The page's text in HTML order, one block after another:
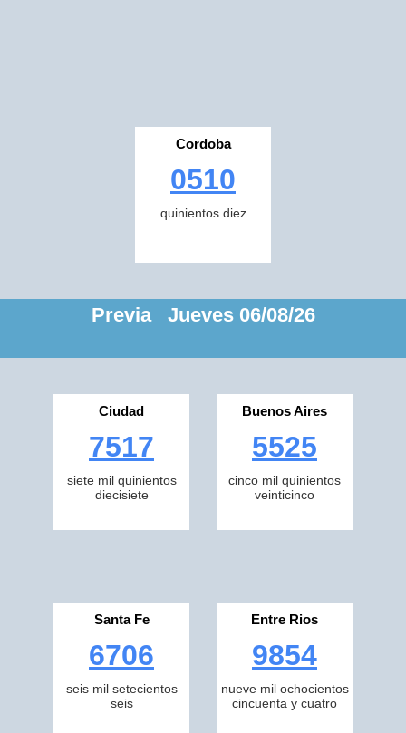
Cordoba
0510
quinientos diez
Previa Jueves 06/08/26
Ciudad
7517
siete mil quinientos
diecisiete
Buenos Aires
5525
cinco mil quinientos
veinticinco
Santa Fe
6706
seis mil setecientos
seis
Entre Rios
9854
nueve mil ochocientos
cincuenta y cuatro